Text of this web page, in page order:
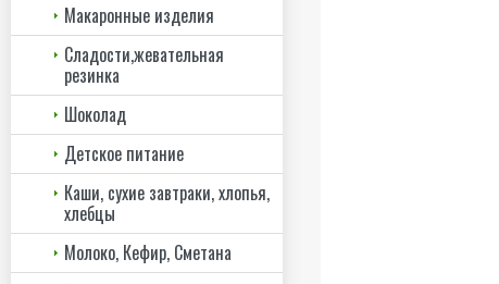
Макаронные изделия
Сладости,жевательная
резинка
Шоколад
Детское питание
Каши, сухие завтраки, хлопья,
хлебцы
Молоко, Кефир, Сметана